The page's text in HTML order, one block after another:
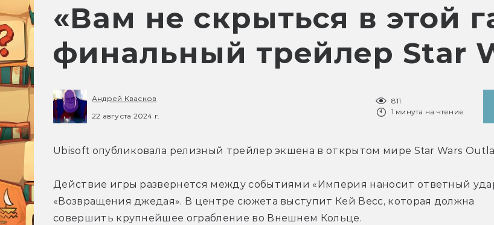
«Вам не скрыться в этой
финальный трейлер Star
Андрей Квасков
22 августа 2024 г.
811
1 минута на чтение
Ubisoft опубликовала релизный трейлер экшена в открытом мире Star Wars
Действие игры развернется между событиями «Империя наносит ответный
«Возвращения джедая». В центре сюжета выступит Кей Весс, которая должна
совершить крупнейшее ограбление во Внешнем Кольце.